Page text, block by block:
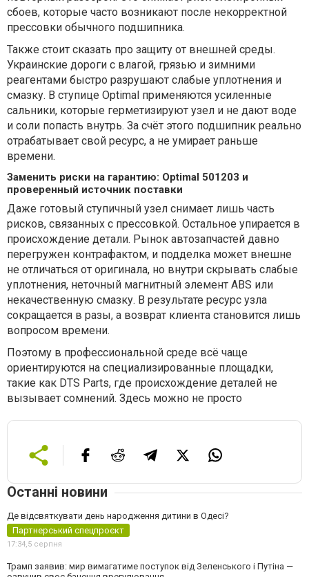
сбоев, которые часто возникают после некорректной
прессовки обычного подшипника.
Также стоит сказать про защиту от внешней среды.
Украинские дороги с влагой, грязью и зимними
реагентами быстро разрушают слабые уплотнения и
смазку. В ступице Optimal применяются усиленные
сальники, которые герметизируют узел и не дают воде
и соли попасть внутрь. За счёт этого подшипник реально
отрабатывает свой ресурс, а не умирает раньше
времени.
Заменить риски на гарантию: Optimal 501203 и
проверенный источник поставки
Даже готовый ступичный узел снимает лишь часть
рисков, связанных с прессовкой. Остальное упирается в
происхождение детали. Рынок автозапчастей давно
перегружен контрафактом, и подделка может внешне
не отличаться от оригинала, но внутри скрывать слабые
уплотнения, неточный магнитный элемент ABS или
некачественную смазку. В результате ресурс узла
сокращается в разы, а возврат клиента становится лишь
вопросом времени.
Поэтому в профессиональной среде всё чаще
ориентируются на специализированные площадки,
такие как DTS Parts, где происхождение деталей не
вызывает сомнений. Здесь можно не просто
Останні новини
Де відсвяткувати день народження дитини в Одесі?
Партнерський спецпроєкт
17:34,5 серпня
Трамп заявив: мир вимагатиме поступок від Зеленського і Путіна —